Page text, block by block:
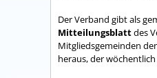
Der Verband gibt als
Mitteilungsblattdes
Mitgliedsgemeinden
heraus, der